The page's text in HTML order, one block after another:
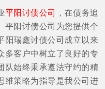
平阳讨债公司
，在债务追
平阳讨债公司为您提供个
阳瑞鑫讨债公司成立以来
多客户中树立了良好的专
队始终秉承遵法守约的精
维策略为指导是我公司进